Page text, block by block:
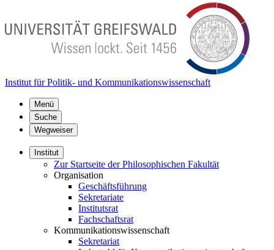
Institut für Politik- und Kommunikationswissenschaft
Menü
Suche
Wegweiser
Institut
Zur Startseite der Philosophischen Fakultät
Organisation
Geschäftsführung
Sekretariate
Institutsrat
Fachschaftsrat
Kommunikationswissenschaft
Sekretariat